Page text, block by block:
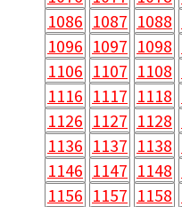
1086 1087 1088
1096 1097 1098
1106 1107 1108
1116 1117 1118
1126 1127 1128
1136 1137 1138
1146 1147 1148
1156 1157 1158